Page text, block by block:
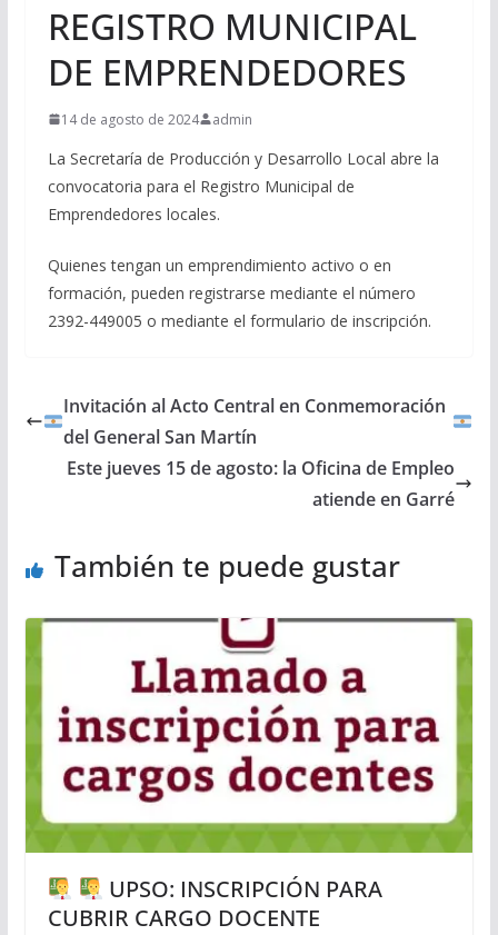
REGISTRO MUNICIPAL
DE EMPRENDEDORES
14 de agosto de 2024 admin
La Secretaría de Producción y Desarrollo Local abre la
convocatoria para el Registro Municipal de
Emprendedores locales.
Quienes tengan un emprendimiento activo o en
formación, pueden registrarse mediante el número
2392-449005 o mediante el formulario de inscripción.
Invitación al Acto Central en Conmemoración
del General San Martín
Este jueves 15 de agosto: la Oficina de Empleo
atiende en Garré
También te puede gustar
UPSO: INSCRIPCIÓN PARA
CUBRIR CARGO DOCENTE